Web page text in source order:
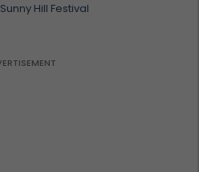
Sunny Hill Festival